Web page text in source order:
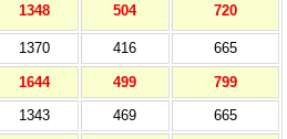
1348 504 720
1370 416 665
1644 499
799
1343 469 665